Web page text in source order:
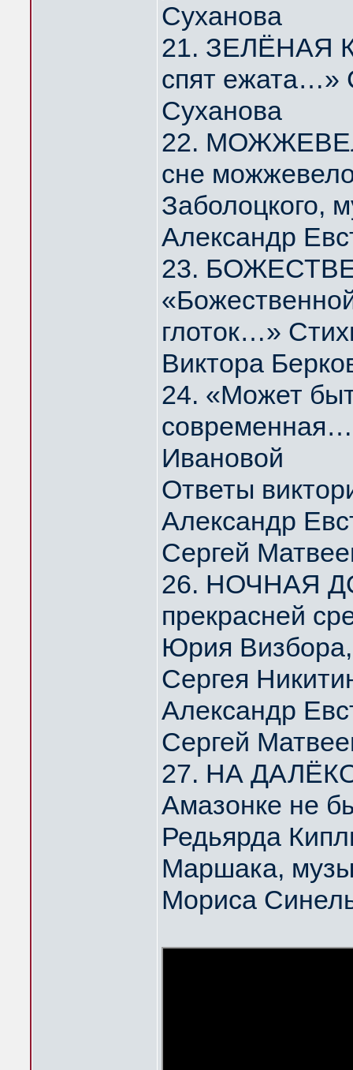
Суханова
21. ЗЕЛЁНАЯ
спят ежата…»
Суханова
22.
сне
Заболоцкого,
Александр
23.
глоток…»
Виктора
24. «Может
Ивановой
Ответы
Александр
Сергей
26. НОЧНАЯ
прекрасней
Юрия Визбора,
Сергея
Александр
Сергей
27. НА
Амазонке не
Редьярда
Маршака,
Мориса